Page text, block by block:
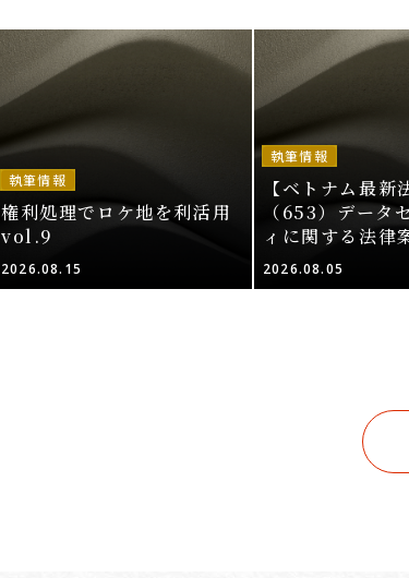
執筆情報
権利処理でロケ地を利活用
vol.9
2026.08.15
執筆情報
【ベトナム最新
（653）データ
ィに関する法律
2026.08.05